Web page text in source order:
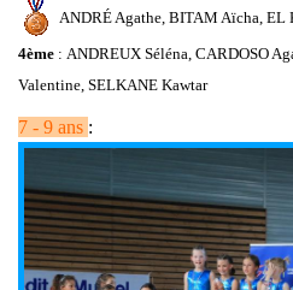
ANDRÉ Agathe, BITAM Aïcha, EL
4ème : ANDREUX Séléna, CARDOSO
Valentine, SELKANE Kawtar
7 - 9 ans :